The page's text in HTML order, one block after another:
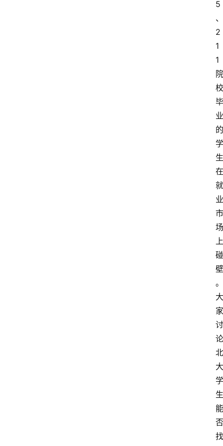
5
、
2
1
1
院
校
毕
业
的
学
生
在
就
业
市
场
上
碰
壁
。
大
家
讨
论
北
大
学
生
能
否
找